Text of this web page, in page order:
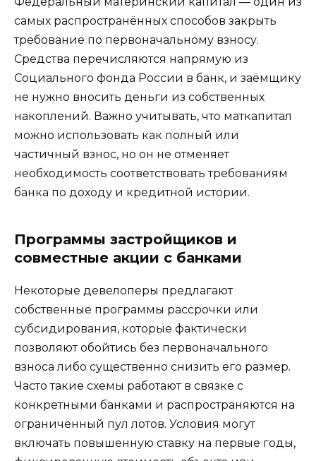
самых распространённых способов закрыть
требование по первоначальному взносу.
Средства перечисляются напрямую из
Социального фонда России в банк, и заёмщику
не нужно вносить деньги из собственных
накоплений. Важно учитывать, что маткапитал
можно использовать как полный или
частичный взнос, но он не отменяет
необходимость соответствовать требованиям
банка по доходу и кредитной истории.
Программы застройщиков и
совместные акции с банками
Некоторые девелоперы предлагают
собственные программы рассрочки или
субсидирования, которые фактически
позволяют обойтись без первоначального
взноса либо существенно снизить его размер.
Часто такие схемы работают в связке с
конкретными банками и распространяются на
ограниченный пул лотов. Условия могут
включать повышенную ставку на первые годы,